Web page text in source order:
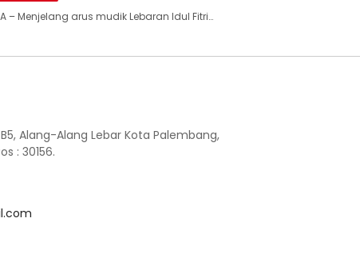
– Menjelang arus mudik Lebaran Idul Fitri…
Alang-Alang Lebar Kota Palembang,
: 30156.